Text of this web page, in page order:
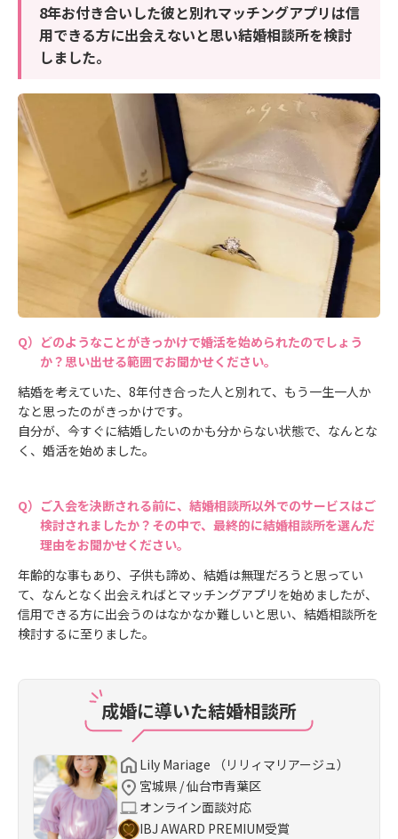
8年お付き合いした彼と別れマッチングアプリは信
用できる方に出会えないと思い結婚相談所を検討
しました。
どのようなことがきっかけで婚活を始められたのでしょう
か？思い出せる範囲でお聞かせください。
結婚を考えていた、8年付き合った人と別れて、もう一生一人か
なと思ったのがきっかけです。
自分が、今すぐに結婚したいのかも分からない状態で、なんとな
く、婚活を始めました。
ご入会を決断される前に、結婚相談所以外でのサービスはご
検討されましたか？その中で、最終的に結婚相談所を選んだ
理由をお聞かせください。
年齢的な事もあり、子供も諦め、結婚は無理だろうと思ってい
て、なんとなく出会えればとマッチングアプリを始めましたが、
信用できる方に出会うのはなかなか難しいと思い、結婚相談所を
検討するに至りました。
成婚に導いた結婚相談所
Lily Mariage （リリィマリアージュ）
宮城県 / 仙台市青葉区
オンライン面談対応
IBJ AWARD PREMIUM受賞